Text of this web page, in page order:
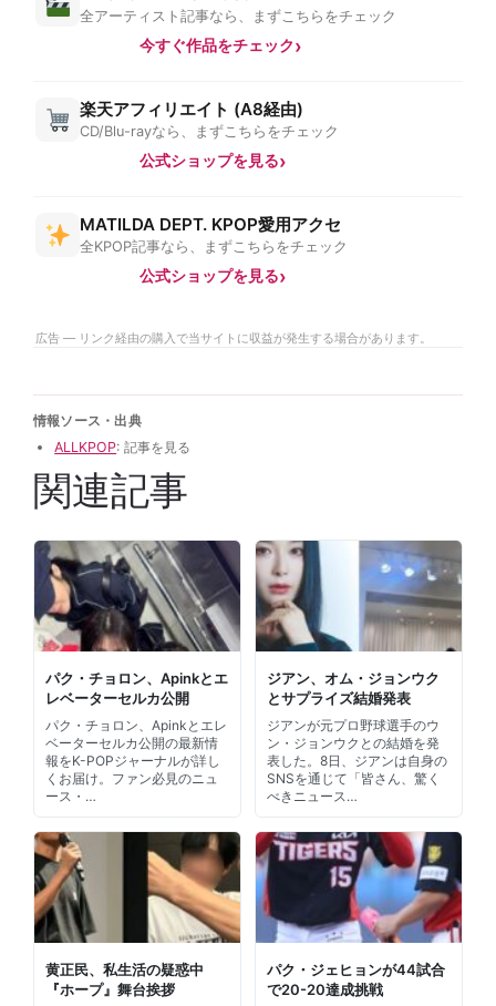
全アーティスト記事なら、まずこちらをチェック
今すぐ作品をチェック
楽天アフィリエイト (A8経由)
CD/Blu-rayなら、まずこちらをチェック
公式ショップを見る
MATILDA DEPT. KPOP愛用アクセ
全KPOP記事なら、まずこちらをチェック
公式ショップを見る
広告 — リンク経由の購入で当サイトに収益が発生する場合があります。
情報ソース・出典
ALLKPOP: 記事を見る
関連記事
パク・チョロン、Apinkとエ
レベーターセルカ公開
パク・チョロン、Apinkとエレ
ベーターセルカ公開の最新情
報をK-POPジャーナルが詳し
くお届け。ファン必見のニュ
ース・…
ジアン、オム・ジョンウク
とサプライズ結婚発表
ジアンが元プロ野球選手のウ
ン・ジョンウクとの結婚を発
表した。8日、ジアンは自身の
SNSを通じて「皆さん、驚く
べきニュース…
黄正民、私生活の疑惑中
『ホープ』舞台挨拶
パク・ジェヒョンが44試合
で20-20達成挑戦